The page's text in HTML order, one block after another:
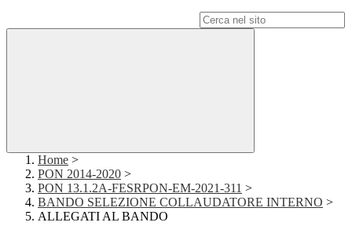
Home >
PON 2014-2020 >
PON 13.1.2A-FESRPON-EM-2021-311 >
BANDO SELEZIONE COLLAUDATORE INTERNO >
ALLEGATI AL BANDO